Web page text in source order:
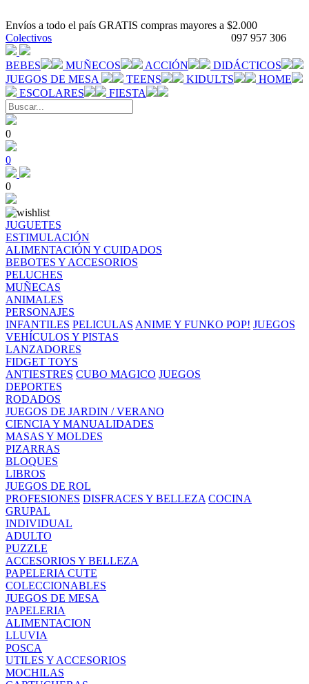
Envíos a todo el país GRATIS compras mayores a $2.000
097 957 306
Colectivos
BEBES MUÑECOS ACCIÓN
DIDÁCTICOS
JUEGOS DE MESA
TEENS KIDULTS
HOME
ESCOLARES
FIESTA
0
0
0
JUGUETES
ESTIMULACIÓN
ALIMENTACIÓN Y CUIDADOS
BEBOTES Y ACCESORIOS
PELUCHES
MUÑECAS
ANIMALES
PERSONAJES
INFANTILES PELICULAS ANIME Y FUNKO POP! JUEGOS
VEHÍCULOS Y PISTAS
LANZADORES
FIDGET TOYS
ANTIESTRES CUBO MAGICO JUEGOS
DEPORTES
RODADOS
JUEGOS DE JARDIN / VERANO
CIENCIA Y MANUALIDADES
MASAS Y MOLDES
PIZARRAS
BLOQUES
LIBROS
JUEGOS DE ROL
PROFESIONES DISFRACES Y BELLEZA COCINA
GRUPAL
INDIVIDUAL
ADULTO
PUZZLE
ACCESORIOS Y BELLEZA
PAPELERIA CUTE
COLECCIONABLES
JUEGOS DE MESA
PAPELERIA
ALIMENTACION
LLUVIA
POSCA
UTILES Y ACCESORIOS
MOCHILAS